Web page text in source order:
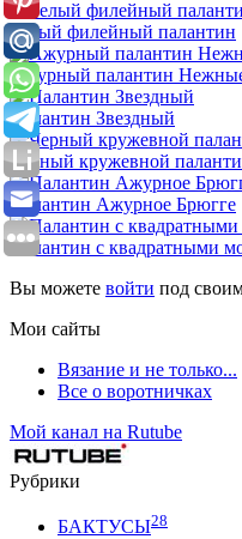
Белый филейный палантин
Ажурный палантин
Палантин Звездный
Черный кружевной
Палантин Ажурное Брюгге
Палантин с квадратными
Вы можете войти под
Мои сайты
Вязание и не только...
Все о воротничках
Мой канал на Rutube
Рубрики
БАКТУСЫ28